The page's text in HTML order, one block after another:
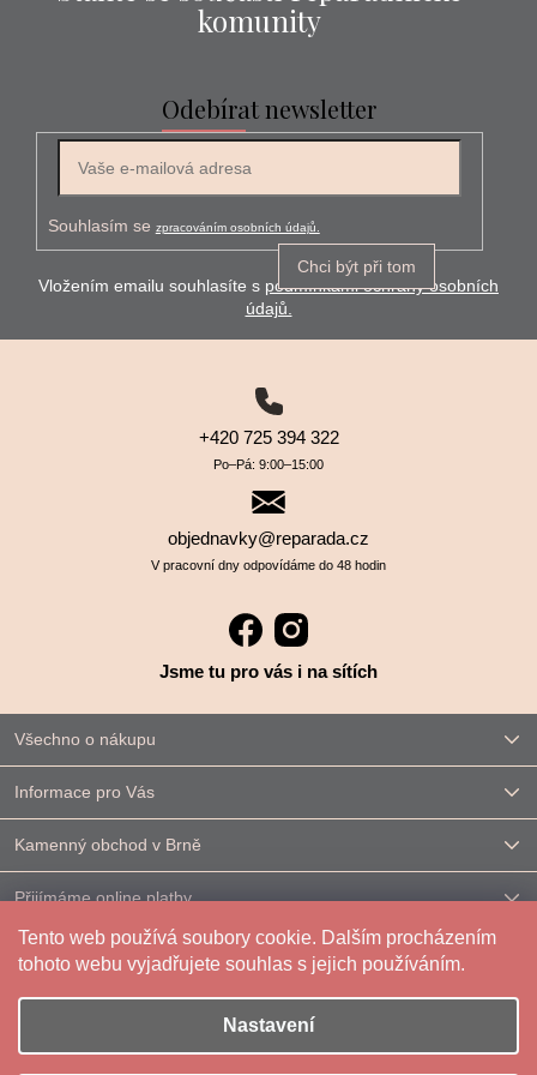
Tento web používá soubory cookie. Dalším procházením
tohoto webu vyjadřujete souhlas s jejich používáním.
Nastavení
komunity
Odebírat newsletter
Souhlasím se zpracováním osobních údajů.
Chci být při tom
Vložením emailu souhlasíte s podmínkami ochrany osobních
údajů.
+420 725 394 322
Po–⁠⁠⁠⁠⁠⁠Pá: 9:00–⁠⁠⁠⁠⁠⁠15:00
objednavky@reparada.cz
V pracovní dny odpovídáme do 48 hodin
Jsme tu pro vás i na sítích
Všechno o nákupu
Informace pro Vás
Kamenný obchod v Brně
Přijímáme online platby
Kontakt
Vytvořil Shoptet|Upravilo